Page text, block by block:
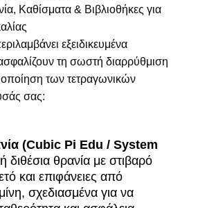
Καθίσματα & Βιβλιοθήκες για
εξειδικευμένα
τη σωστή διαρρύθμιση
των τετραγωνικών
σας:
(Cubic Pi Edu / System
διθέσια θρανία με στιβαρό
και επιφάνειες από
σχεδιασμένα για να